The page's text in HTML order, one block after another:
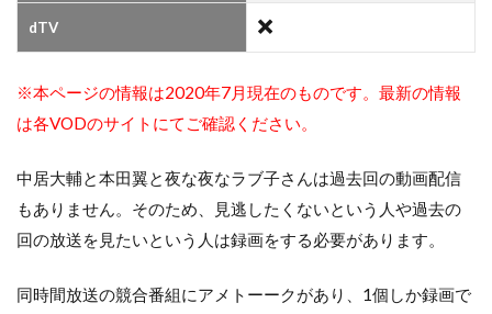
dTV
※本ページの情報は2020年7月現在のものです。最新の情報
は各VODのサイトにてご確認ください。
中居大輔と本田翼と夜な夜なラブ子さんは過去回の動画配信
もありません。そのため、見逃したくないという人や過去の
回の放送を見たいという人は録画をする必要があります。
同時間放送の競合番組にアメトーークがあり、1個しか録画で